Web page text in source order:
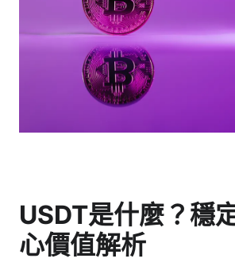
USDT是什麼？穩
心價值解析